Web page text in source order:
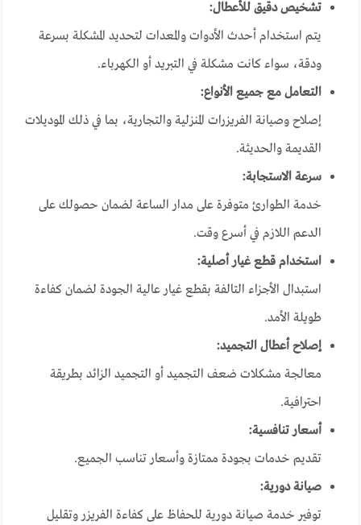
تشخيص دقيق للأعطال:
يتم استخدام أحدث الأدوات والمعدات لتحديد المشكلة بسرعة
ودقة، سواء كانت مشكلة في التبريد أو الكهرباء.
التعامل مع جميع الأنواع:
إصلاح وصيانة الفريزرات المنزلية والتجارية، بما في ذلك الموديلات
القديمة والحديثة.
سرعة الاستجابة:
خدمة الطوارئ متوفرة على مدار الساعة لضمان حصولك على
الدعم اللازم في أسرع وقت.
استخدام قطع غيار أصلية:
استبدال الأجزاء التالفة بقطع غيار عالية الجودة لضمان كفاءة
طويلة الأمد.
إصلاح أعطال التجميد:
معالجة مشكلات ضعف التجميد أو التجميد الزائد بطريقة
احترافية.
أسعار تنافسية:
تقديم خدمات بجودة ممتازة وأسعار تناسب الجميع.
صيانة دورية:
توفير خدمة صيانة دورية للحفاظ على كفاءة الفريزر وتقليل